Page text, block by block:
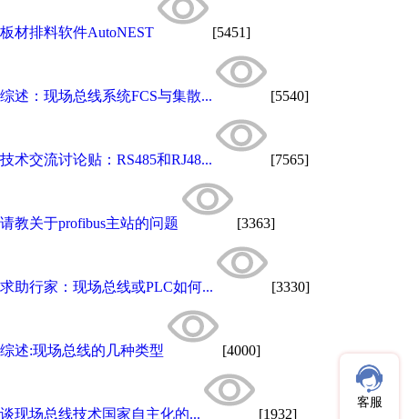
板材排料软件AutoNEST [5451]
综述：现场总线系统FCS与集散... [5540]
技术交流讨论贴：RS485和RJ48... [7565]
请教关于profibus主站的问题 [3363]
求助行家：现场总线或PLC如何... [3330]
综述:现场总线的几种类型 [4000]
谈现场总线技术国家自主化的... [1932]
客服